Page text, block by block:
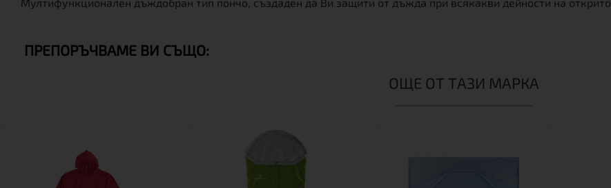
ПРЕПОРЪЧВАМЕ ВИ СЪЩО:
ОЩЕ ОТ ТАЗИ МАРКА